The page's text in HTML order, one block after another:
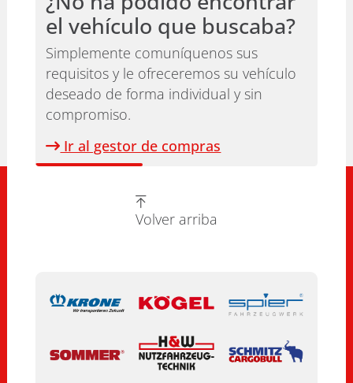
el vehículo que buscaba?
Simplemente comuníquenos sus
requisitos y le ofreceremos su vehículo
deseado de forma individual y sin
compromiso.
Ir al gestor de compras
Volver arriba